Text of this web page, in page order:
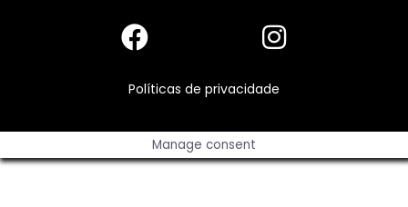
Políticas de privacidade
Manage consent